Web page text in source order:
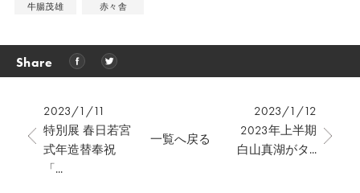
牛腸茂雄 赤々舎
Share
2023/1/11
特別展 春日若宮
式年造替奉祝
「...
2023/1/12
2023年上半期
白山真湖がタ...
一覧へ戻る